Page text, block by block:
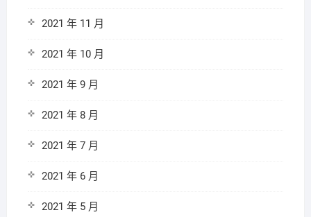
2021 年 11 月
2021 年 10 月
2021 年 9 月
2021 年 8 月
2021 年 7 月
2021 年 6 月
2021 年 5 月